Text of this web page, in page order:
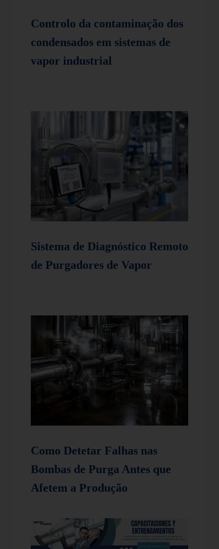
Controlo da contaminação dos
condensados em sistemas de
vapor industrial
Sistema de Diagnóstico Remoto
de Purgadores de Vapor
Como Detetar Falhas nas
Bombas de Purga Antes que
Afetem a Produção